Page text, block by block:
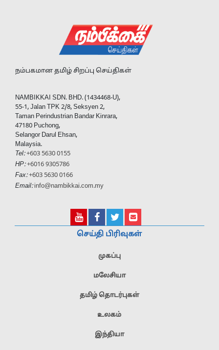
நம்பகமான தமிழ் சிறப்பு செய்திகள்
NAMBIKKAI SDN. BHD. (1434468-U),
55-1, Jalan TPK 2/8, Seksyen 2,
Taman Perindustrian Bandar Kinrara,
47180 Puchong,
Selangor Darul Ehsan,
Malaysia.
Tel:+603 5630 0155
HP:+6016 9305786
Fax: +603 5630 0166
Email: info@nambikkai.com.my
செய்தி பிரிவுகள்
முகப்பு
மலேசியா
தமிழ் தொடர்புகள்
உலகம்
இந்தியா